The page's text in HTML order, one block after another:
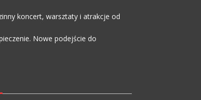
koncert, warsztaty i atrakcje od
Nowe podejście do